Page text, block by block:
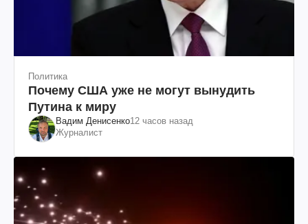
Политика
Почему США уже не могут вынудить
Путина к миру
Вадим Денисенко12 часов назад
Журналист